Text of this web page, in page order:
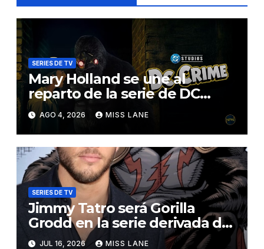
SERIES DE TV
Mary Holland se une al
reparto de la serie de DC
sobre Jimmy Olsen
AGO 4, 2026 MISS LANE
SERIES DE TV
Jimmy Tatro será Gorilla
Grodd en la serie derivada de
DC «DC Crime»
JUL 16, 2026 MISS LANE